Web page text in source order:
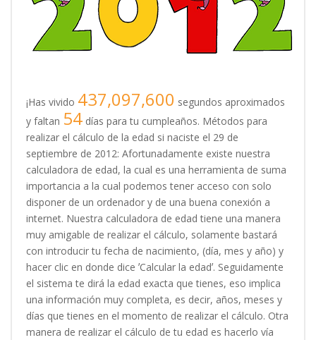
¡Has vivido 437,097,600 segundos aproximados
y faltan 54 días para tu cumpleaños. Métodos para
realizar el cálculo de la edad si naciste el 29 de
septiembre de 2012: Afortunadamente existe nuestra
calculadora de edad, la cual es una herramienta de suma
importancia a la cual podemos tener acceso con solo
disponer de un ordenador y de una buena conexión a
internet. Nuestra calculadora de edad tiene una manera
muy amigable de realizar el cálculo, solamente bastará
con introducir tu fecha de nacimiento, (día, mes y año) y
hacer clic en donde dice ʼCalcular la edadʼ. Seguidamente
el sistema te dirá la edad exacta que tienes, eso implica
una información muy completa, es decir, años, meses y
días que tienes en el momento de realizar el cálculo. Otra
manera de realizar el cálculo de tu edad es hacerlo vía